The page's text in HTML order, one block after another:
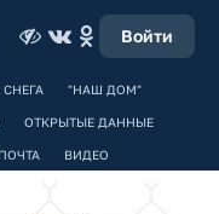
Войти
"НАШ ДОМ"
ОТКРЫТЫЕ ДАННЫЕ
ПОЧТА ВИДЕО